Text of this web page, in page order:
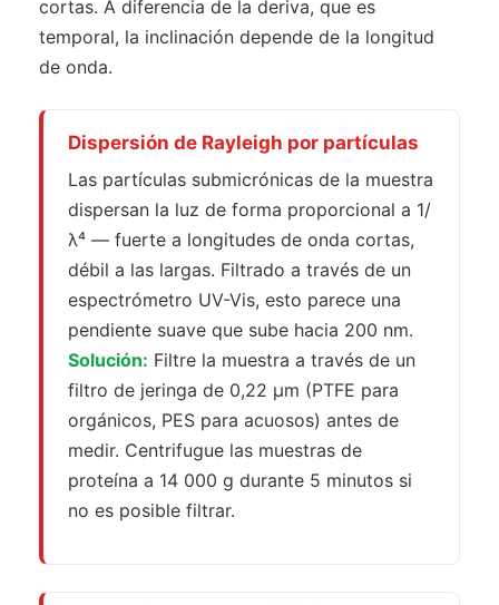
cortas. A diferencia de la deriva, que es
temporal, la inclinación depende de la longitud
de onda.
Dispersión de Rayleigh por partículas
Las partículas submicrónicas de la muestra
dispersan la luz de forma proporcional a 1/
λ⁴ — fuerte a longitudes de onda cortas,
débil a las largas. Filtrado a través de un
espectrómetro UV-Vis, esto parece una
pendiente suave que sube hacia 200 nm.
Solución: Filtre la muestra a través de un
filtro de jeringa de 0,22 µm (PTFE para
orgánicos, PES para acuosos) antes de
medir. Centrifugue las muestras de
proteína a 14 000 g durante 5 minutos si
no es posible filtrar.